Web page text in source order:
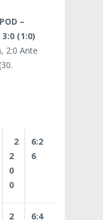
–
3:0 (1:0)
2:0 Ante
2
2
0
0
6:2
6
2 6:4